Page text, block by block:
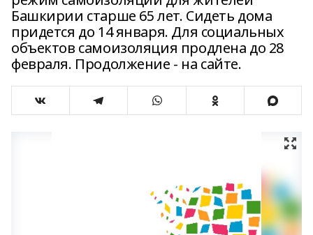
Башкирии старше 65 лет. Сидеть дома
придется до 14 января. Для социальных
объектов самоизоляция продлена до 28
февраля. Продолжение - на сайте.